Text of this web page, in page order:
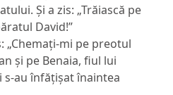
Și a zis: „Trăiască pe
David!”
„Chemați-mi pe preotul
și pe Benaia, fiul lui
s-au înfățișat înaintea